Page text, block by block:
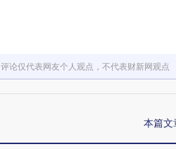
评论仅代表网友个人观点，不代表财新网观点
本篇文